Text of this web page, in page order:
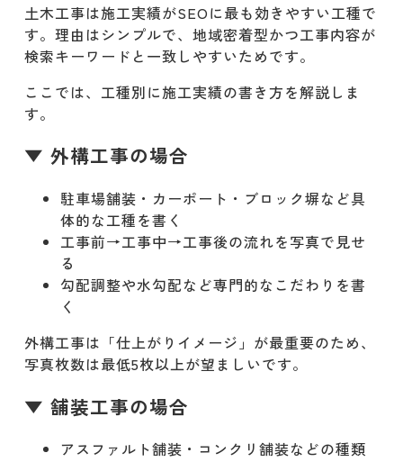
土木工事は施工実績がSEOに最も効きやすい工種で
す。理由はシンプルで、地域密着型かつ工事内容が
検索キーワードと一致しやすいためです。
ここでは、工種別に施工実績の書き方を解説しま
す。
▼ 外構工事の場合
駐車場舗装・カーポート・ブロック塀など具
体的な工種を書く
工事前→工事中→工事後の流れを写真で見せ
る
勾配調整や水勾配など専門的なこだわりを書
く
外構工事は「仕上がりイメージ」が最重要のため、
写真枚数は最低5枚以上が望ましいです。
▼ 舗装工事の場合
アスファルト舗装・コンクリ舗装などの種類